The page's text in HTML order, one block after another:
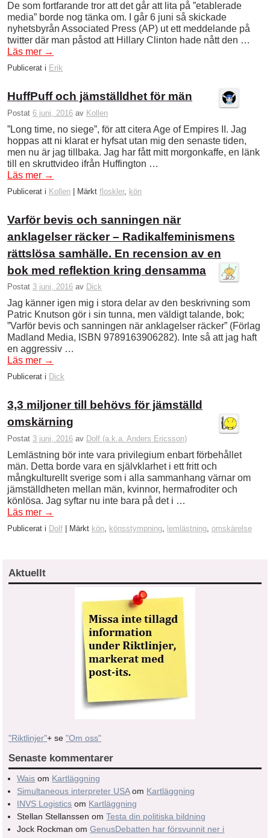
De som fortfarande tror att det går att lita på ”etablerade
media” borde nog tänka om. I går 6 juni så skickade
nyhetsbyrån Associated Press (AP) ut ett meddelande på
twitter där man påstod att Hillary Clinton hade nått den …
Läs mer →
Publicerat i Erik
HuffPuff och jämställdhet för män
Postat 6 juni, 2016 av Kollen
”Long time, no siege”, för att citera Age of Empires II. Jag
hoppas att ni klarat er hyfsat utan mig den senaste tiden,
men nu är jag tillbaka. Jag har fått mitt morgonkaffe, en länk
till en skruttvideo ifrån Huffington …
Läs mer →
Publicerat i Kollen Märkt floskler, kön
Varför bevis och sanningen när
anklagelser räcker – Radikalfeminismens
rättslösa samhälle. En recension av en
bok med reflektion kring densamma
Postat 3 juni, 2016 av Dick
Jag känner igen mig i stora delar av den beskrivning som
Patric Knutson gör i sin tunna, men väldigt talande, bok;
”Varför bevis och sanningen när anklagelser räcker” (Förlag
Madland Media, ISBN 9789163906282). Inte så att jag haft
en aggressiv …
Läs mer →
Publicerat i Dick
3,3 miljoner till behövs för jämställd
omskärning
Postat 3 juni, 2016 av Dolf (a.k.a. Anders Ericsson)
Lemlästning bör inte vara privilegium enbart förbehållet
män. Detta borde vara en självklarhet i ett fritt och
mångkulturellt sverige som i alla sammanhang värnar om
jämställdheten mellan män, kvinnor, hermafroditer och
könlösa. Jag syftar nu inte bara på det i …
Läs mer →
Publicerat i Dolf | Märkt kön könsstympning lemlästning omskärelse
Aktuellt
"Riktlinjer"+ se "Om oss"
Senaste kommentarer
Wais om Kartläggning
Simultaneous interpreter USAom Kartläggning
INVS Logistics om Kartläggning
Stellan Stellanssen omTesta din politiska bildning
Jock Rockman omGenusDebatten har försvunnit ner i